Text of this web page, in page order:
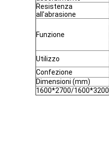
Resistenza
all'abrasione
Funzione
Utilizzo
Confezione
Dimensioni (mm)
1600*2700/1600*3200